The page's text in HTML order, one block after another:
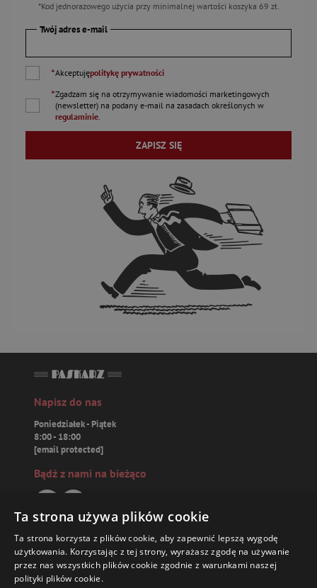
*Kod jednorazowego użycia przy minimalnej wartości koszyka 69 zł.
Twój adres e-mail
*Akceptujępolitykę prywatności
*Zgadzam się na otrzymywanie wiadomości marketingowych
(newsletter) na podany e-mail na zasadach określonych w
regulaminie.
ZAPISZ SIĘ
Napisz do nas
Poniedziałek - Piątek
8:00 - 18:00
[email protected]
Bądź z nami na bieżąco
Paskarz.pl
Zamówienia
Ta strona używa plików cookie
Ta strona korzysta z plików cookie, aby zapewnić lepszą wygodę
użytkowania. Korzystając z tej strony, wyrażasz zgodę na używanie
przez nas wszystkich plików cookie zgodnie z warunkami naszej
polityki plików cookie.